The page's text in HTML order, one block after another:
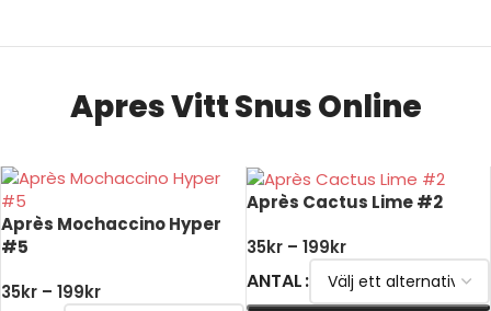
Apres Vitt Snus Online
Après Mochaccino Hyper
#5
35kr – 199kr
Après Cactus Lime #2
35kr – 199kr
ANTAL